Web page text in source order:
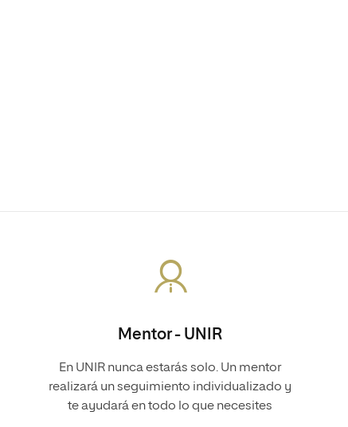
Mentor - UNIR
En UNIR nunca estarás solo. Un mentor
realizará un seguimiento individualizado y
te ayudará en todo lo que necesites